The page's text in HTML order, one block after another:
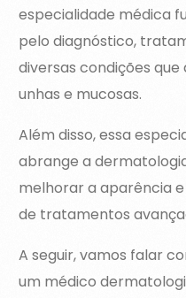
especialidade médica
pelo diagnóstico,
diversas condições
unhas e mucosas.
Além disso, essa
abrange a
melhorar a aparência
de tratamentos
A seguir, vamos falar
um médico